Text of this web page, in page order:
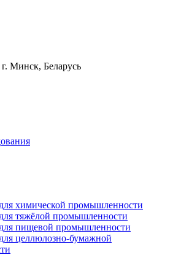
Минск, Беларусь
химической промышленности
тяжёлой промышленности
пищевой промышленности
целлюлозно-бумажной